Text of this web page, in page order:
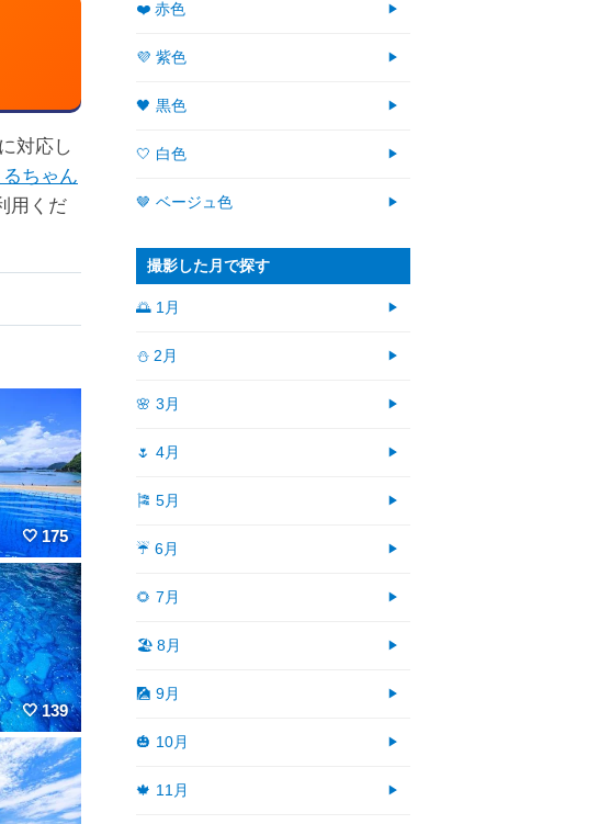
対応し
ちゃん
用くだ
175
139
❤️ 赤色
💜 紫色
🖤 黒色
🤍 白色
🤎 ベージュ色
撮影した月で探す
🌅 1月
⛄ 2月
🌸 3月
🌷 4月
🎏 5月
☔ 6月
🌻 7月
🏖 8月
🎑 9月
🎃 10月
🍁 11月